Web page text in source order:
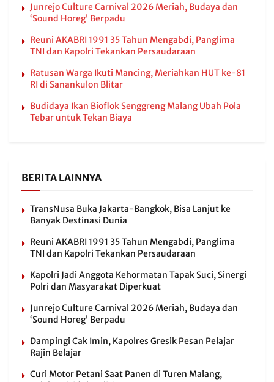
Junrejo Culture Carnival 2026 Meriah, Budaya dan
‘Sound Horeg’ Berpadu
Reuni AKABRI 1991 35 Tahun Mengabdi, Panglima
TNI dan Kapolri Tekankan Persaudaraan
Ratusan Warga Ikuti Mancing, Meriahkan HUT ke-81
RI di Sanankulon Blitar
Budidaya Ikan Bioflok Senggreng Malang Ubah Pola
Tebar untuk Tekan Biaya
BERITA LAINNYA
TransNusa Buka Jakarta-Bangkok, Bisa Lanjut ke
Banyak Destinasi Dunia
Reuni AKABRI 1991 35 Tahun Mengabdi, Panglima
TNI dan Kapolri Tekankan Persaudaraan
Kapolri Jadi Anggota Kehormatan Tapak Suci, Sinergi
Polri dan Masyarakat Diperkuat
Junrejo Culture Carnival 2026 Meriah, Budaya dan
‘Sound Horeg’ Berpadu
Dampingi Cak Imin, Kapolres Gresik Pesan Pelajar
Rajin Belajar
Curi Motor Petani Saat Panen di Turen Malang,